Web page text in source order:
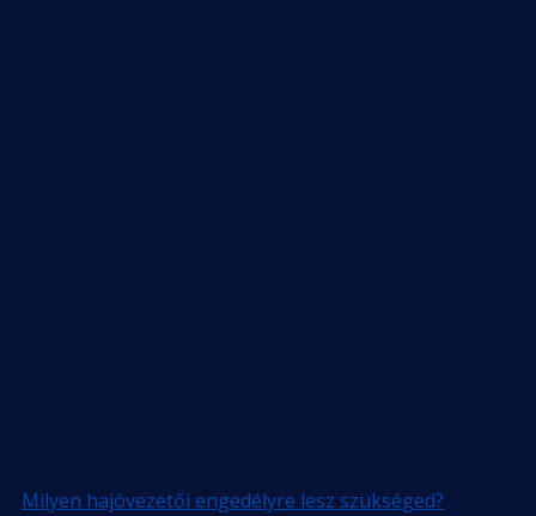
Milyen hajóvezetői engedélyre lesz szükséged?